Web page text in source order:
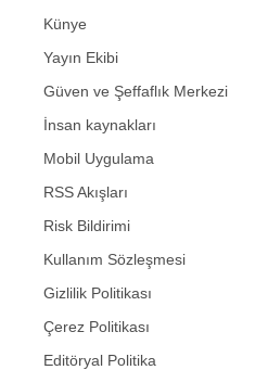
Künye
Yayın Ekibi
Güven ve Şeffaflık Merkezi
İnsan kaynakları
Mobil Uygulama
RSS Akışları
Risk Bildirimi
Kullanım Sözleşmesi
Gizlilik Politikası
Çerez Politikası
Editöryal Politika